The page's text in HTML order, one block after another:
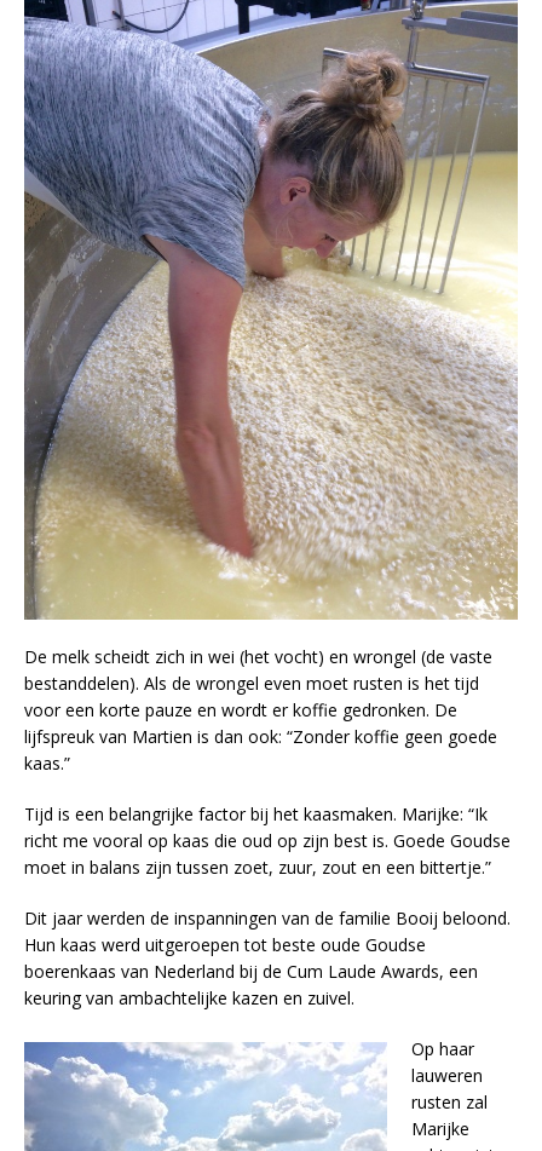
De melk scheidt zich in wei (het vocht) en wrongel (de vaste
bestanddelen). Als de wrongel even moet rusten is het tijd
voor een korte pauze en wordt er koffie gedronken. De
lijfspreuk van Martien is dan ook: “Zonder koffie geen goede
kaas.”
Tijd is een belangrijke factor bij het kaasmaken. Marijke: “Ik
richt me vooral op kaas die oud op zijn best is. Goede Goudse
moet in balans zijn tussen zoet, zuur, zout en een bittertje.”
Dit jaar werden de inspanningen van de familie Booij beloond.
Hun kaas werd uitgeroepen tot beste oude Goudse
boerenkaas van Nederland bij de Cum Laude Awards, een
keuring van ambachtelijke kazen en zuivel.
Op haar
lauweren
rusten zal
Marijke